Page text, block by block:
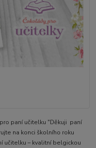
paní učitelku "Děkuji paní
na konci školního roku
učitelku – kvalitní belgickou